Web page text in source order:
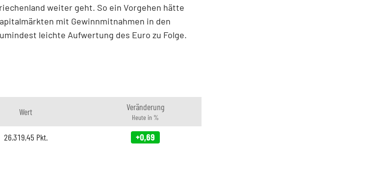
weiter geht. So ein Vorgehen hätte
mit Gewinnmitnahmen in den
leichte Aufwertung des Euro zu Folge.
Wert Veränderung
Heute in %
26.319,45 Pkt. +0,69